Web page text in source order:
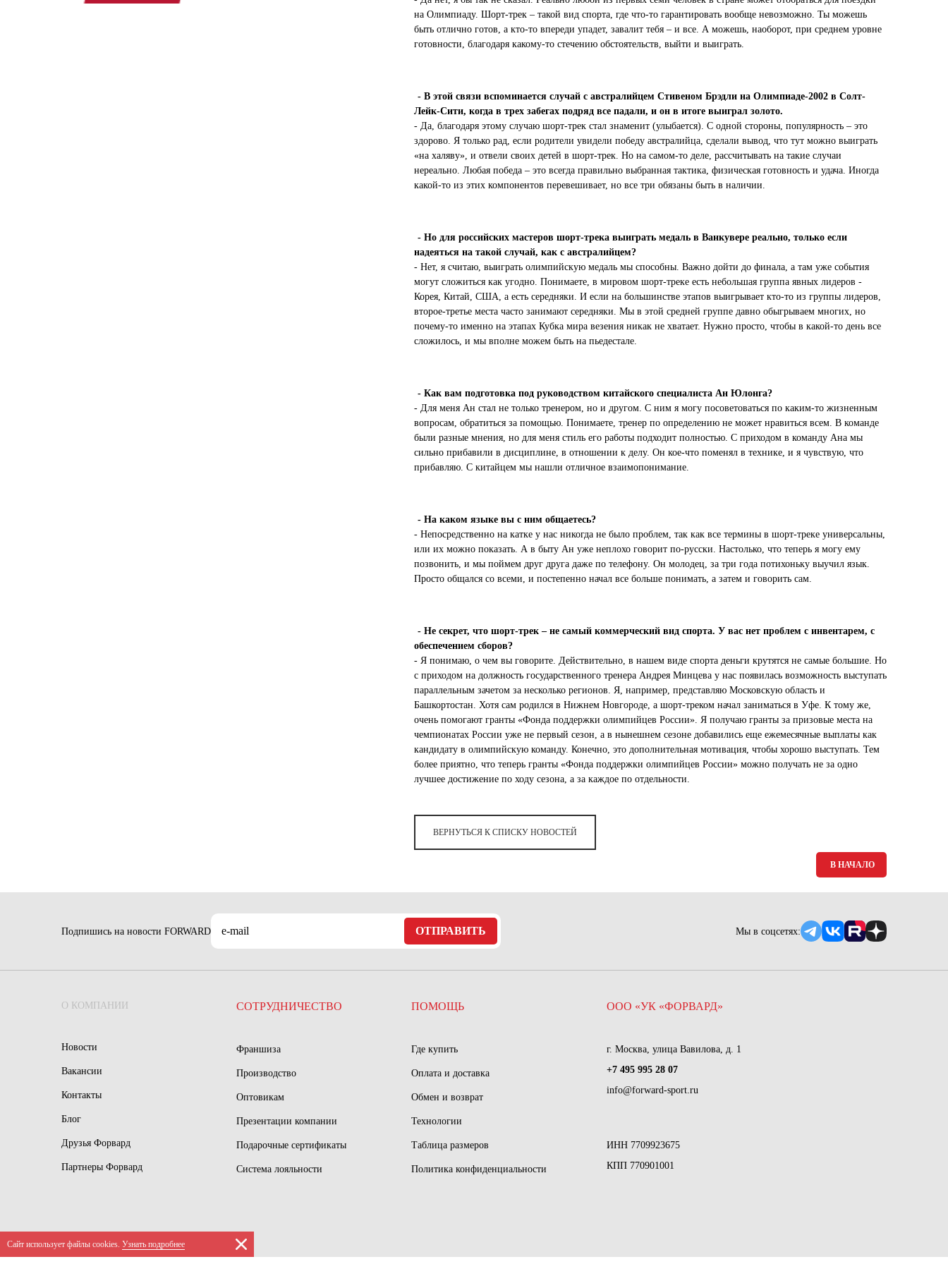
на Олимпиаду. Шорт-трек – такой вид спорта, где что-то гарантировать вообще невозможно. Ты можешь
быть отлично готов, а кто-то впереди упадет, завалит тебя – и все. А можешь, наоборот, при среднем уровне
готовности, благодаря какому-то стечению обстоятельств, выйти и выиграть.
- В этой связи вспоминается случай с австралийцем Стивеном Брэдли на Олимпиаде-2002 в Солт-
Лейк-Сити, когда в трех забегах подряд все падали, и он в итоге выиграл золото.
- Да, благодаря этому случаю шорт-трек стал знаменит (улыбается). С одной стороны, популярность – это
здорово. Я только рад, если родители увидели победу австралийца, сделали вывод, что тут можно выиграть
«на халяву», и отвели своих детей в шорт-трек. Но на самом-то деле, рассчитывать на такие случаи
нереально. Любая победа – это всегда правильно выбранная тактика, физическая готовность и удача. Иногда
какой-то из этих компонентов перевешивает, но все три обязаны быть в наличии.
- Но для российских мастеров шорт-трека выиграть медаль в Ванкувере реально, только если
надеяться на такой случай, как с австралийцем?
- Нет, я считаю, выиграть олимпийскую медаль мы способны. Важно дойти до финала, а там уже события
могут сложиться как угодно. Понимаете, в мировом шорт-треке есть небольшая группа явных лидеров -
Корея, Китай, США, а есть середняки. И если на большинстве этапов выигрывает кто-то из группы лидеров,
второе-третье места часто занимают середняки. Мы в этой средней группе давно обыгрываем многих, но
почему-то именно на этапах Кубка мира везения никак не хватает. Нужно просто, чтобы в какой-то день все
сложилось, и мы вполне можем быть на пьедестале.
- Как вам подготовка под руководством китайского специалиста Ан Юлонга?
- Для меня Ан стал не только тренером, но и другом. С ним я могу посоветоваться по каким-то жизненным
вопросам, обратиться за помощью. Понимаете, тренер по определению не может нравиться всем. В команде
были разные мнения, но для меня стиль его работы подходит полностью. С приходом в команду Ана мы
сильно прибавили в дисциплине, в отношении к делу. Он кое-что поменял в технике, и я чувствую, что
прибавляю. С китайцем мы нашли отличное взаимопонимание.
- На каком языке вы с ним общаетесь?
- Непосредственно на катке у нас никогда не было проблем, так как все термины в шорт-треке универсальны,
или их можно показать. А в быту Ан уже неплохо говорит по-русски. Настолько, что теперь я могу ему
позвонить, и мы поймем друг друга даже по телефону. Он молодец, за три года потихоньку выучил язык.
Просто общался со всеми, и постепенно начал все больше понимать, а затем и говорить сам.
- Не секрет, что шорт-трек – не самый коммерческий вид спорта. У вас нет проблем с инвентарем, с
обеспечением сборов?
- Я понимаю, о чем вы говорите. Действительно, в нашем виде спорта деньги крутятся не самые большие. Но
с приходом на должность государственного тренера Андрея Минцева у нас появилась возможность выступать
параллельным зачетом за несколько регионов. Я, например, представляю Московскую область и
Башкортостан. Хотя сам родился в Нижнем Новгороде, а шорт-треком начал заниматься в Уфе. К тому же,
очень помогают гранты «Фонда поддержки олимпийцев России». Я получаю гранты за призовые места на
чемпионатах России уже не первый сезон, а в нынешнем сезоне добавились еще ежемесячные выплаты как
кандидату в олимпийскую команду. Конечно, это дополнительная мотивация, чтобы хорошо выступать. Тем
более приятно, что теперь гранты «Фонда поддержки олимпийцев России» можно получать не за одно
лучшее достижение по ходу сезона, а за каждое по отдельности.
ВЕРНУТЬСЯ К СПИСКУ НОВОСТЕЙ
В НАЧАЛО
Подпишись на новости FORWARD ОТПРАВИТЬ Мы в соцсетях:
О КОМПАНИИ
Новости
Вакансии
Контакты
Блог
Друзья Форвард
Партнеры Форвард
СОТРУДНИЧЕСТВО
Франшиза
Производство
Оптовикам
Презентации компании
Подарочные сертификаты
Система лояльности
ПОМОЩЬ
Где купить
Оплата и доставка
Обмен и возврат
Технологии
Таблица размеров
Политика конфиденциальности
ООО «УК «ФОРВАРД»
г. Москва, улица Вавилова, д. 1
+7 495 995 28 07
info@forward-sport.ru
ИНН 7709923675
КПП 770901001
Сайт использует файлы сookies. Узнать подробнее